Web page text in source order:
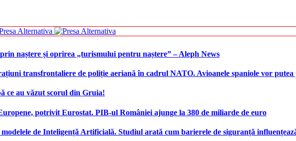
naștere și oprirea „turismului pentru naștere” – Aleph News
transfrontaliere de poliție aeriană în cadrul NATO. Avioanele spaniole vor
ce au văzut scorul din Gruia!
potrivit Eurostat. PIB-ul României ajunge la 380 de miliarde de euro
de Inteligență Artificială. Studiul arată cum barierele de siguranță